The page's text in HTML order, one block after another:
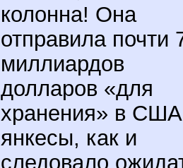
колонна! Она
отправила почти
миллиардов
долларов «для
хранения» в
янкесы, как и
следовало